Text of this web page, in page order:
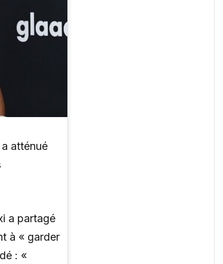
atténué
a partagé
à « garder
: «